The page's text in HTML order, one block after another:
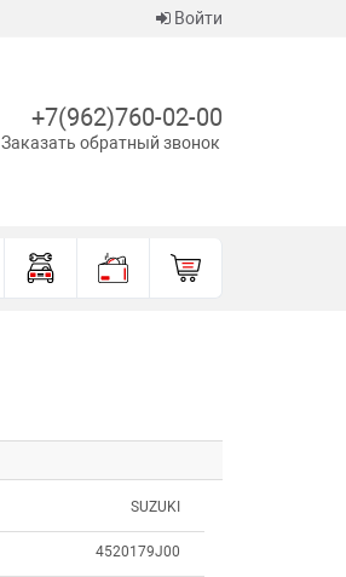
Войти
+7(962)760-02-00
Заказать обратный звонок
SUZUKI
4520179J00